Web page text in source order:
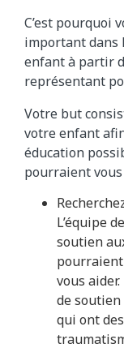
C’est pourquoi
important dans
enfant à partir
représentant
Votre but
votre enfant
éducation
pourraient
L’équipe
soutien
vous
de
qui ont